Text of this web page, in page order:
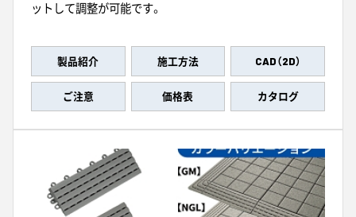
ットして調整が可能です。
製品紹介 施工方法 CAD（2D）
ご注意 価格表 カタログ